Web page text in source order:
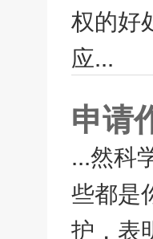
权的好
应...
申请
...然科
些都是
护，表